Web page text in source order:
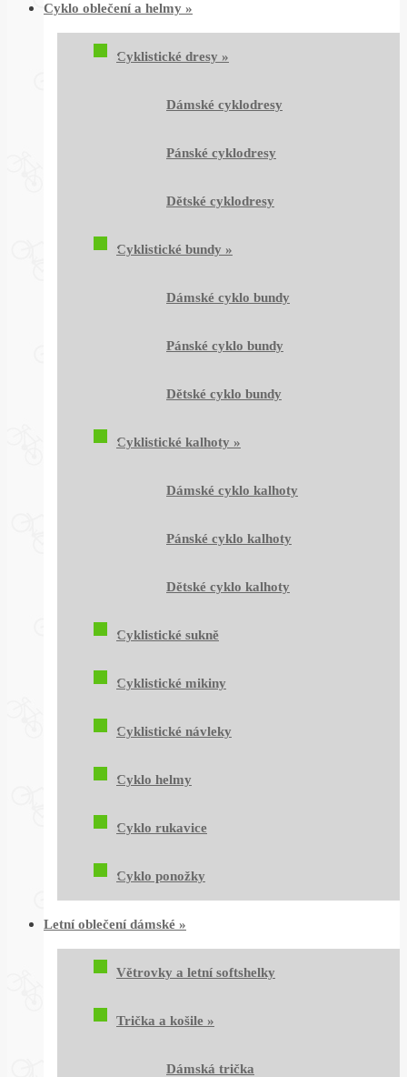
Cyklo oblečení a helmy »
Cyklistické dresy »
Dámské cyklodresy
Pánské cyklodresy
Dětské cyklodresy
Cyklistické bundy »
Dámské cyklo bundy
Pánské cyklo bundy
Dětské cyklo bundy
Cyklistické kalhoty »
Dámské cyklo kalhoty
Pánské cyklo kalhoty
Dětské cyklo kalhoty
Cyklistické sukně
Cyklistické mikiny
Cyklistické návleky
Cyklo helmy
Cyklo rukavice
Cyklo ponožky
Letní oblečení dámské »
Větrovky a letní softshelky
Trička a košile »
Dámská trička